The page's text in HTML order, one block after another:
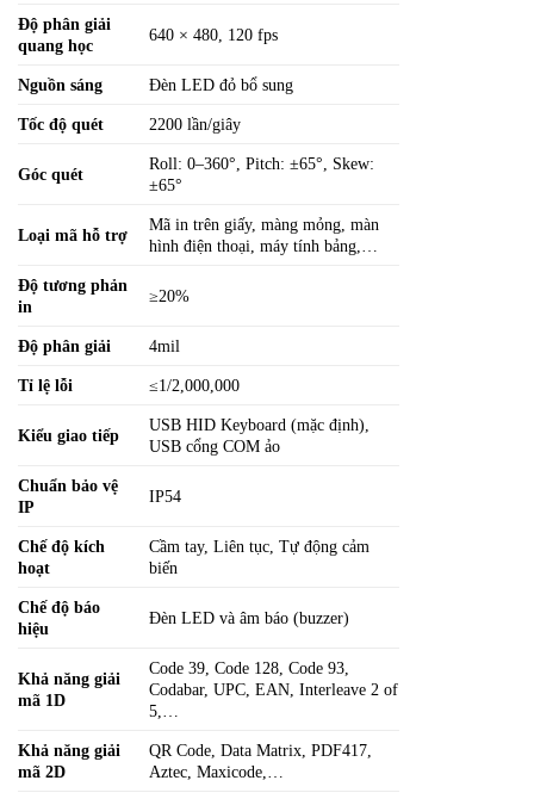
Độ phân giải
quang học
640 × 480, 120 fps
Nguồn sáng Đèn LED đỏ bổ sung
Tốc độ quét 2200 lần/giây
Góc quét
Roll: 0–360°, Pitch: ±65°, Skew:
±65°
Loại mã hỗ trợ
Mã in trên giấy, màng mỏng, màn
hình điện thoại, máy tính bảng,…
Độ tương phản
in
≥20%
Độ phân giải 4mil
Tỉ lệ lỗi ≤1/2,000,000
Kiểu giao tiếp
USB HID Keyboard (mặc định),
USB cổng COM ảo
Chuẩn bảo vệ
IP
IP54
Chế độ kích
hoạt
Cầm tay, Liên tục, Tự động cảm
biến
Chế độ báo
hiệu
Đèn LED và âm báo (buzzer)
Khả năng giải
mã 1D
Code 39, Code 128, Code 93,
Codabar, UPC, EAN, Interleave 2 of
5,…
Khả năng giải
mã 2D
QR Code, Data Matrix, PDF417,
Aztec, Maxicode,…